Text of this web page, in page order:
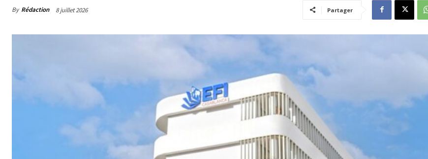
By Rédaction 8 juillet 2026 Partager